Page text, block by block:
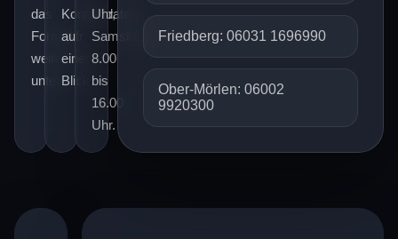
das
Formular
weiter
unten.
Kontaktdaten
auf
einen
Blick.
Uhr,
Samstag
8.00
bis
16.00
Uhr.
Friedberg: 06031 1696990
Ober-Mörlen: 06002
9920300